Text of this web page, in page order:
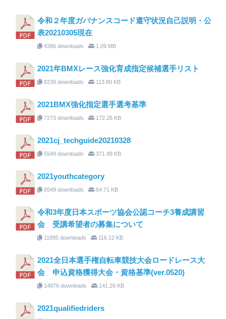
令和２年度ガバナンスコード遵守状況自己説明・公
表20210305現在
4386 downloads 1.09 MB
2021年BMXレース強化育成指定候補選手リスト
8339 downloads 113.80 KB
2021BMX強化指定選手選考基準
7273 downloads 172.26 KB
2021cj_techguide20210328
5549 downloads 371.88 KB
2021youthcategory
6549 downloads 64.71 KB
令和3年度日本スポーツ協会公認コーチ3養成講習
会 受講希望者の募集について
11885 downloads 116.12 KB
2021全日本選手権自転車競技大会ロードレース大
会 申込資格獲得大会・資格基準(ver.0520)
14876 downloads 141.26 KB
2021qualifiedriders